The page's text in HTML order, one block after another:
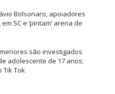
Bolsonaro, apoiadores
SC e ‘pintam’ arena de
são investigados
adolescente de 17 anos;
Tik Tok